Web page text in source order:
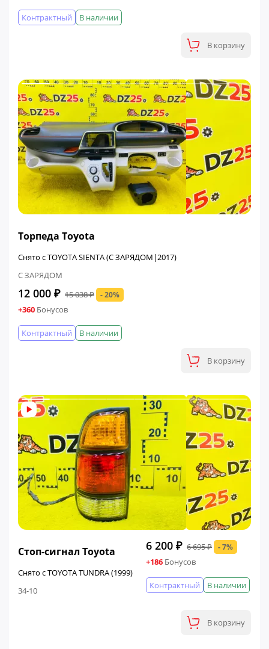
В наличии
Контрактный
В корзину
Торпеда Toyota
Снято с TOYOTA SIENTA (С ЗАРЯДОМ|2017)
С ЗАРЯДОМ
12 000 ₽ 15 038 ₽ - 20%
+360 Бонусов
В наличии
Контрактный
В корзину
Стоп-сигнал Toyota
Снято с TOYOTA TUNDRA (1999)
34-10
6 200 ₽ 6 695 ₽ - 7%
+186 Бонусов
В наличии
Контрактный
В корзину